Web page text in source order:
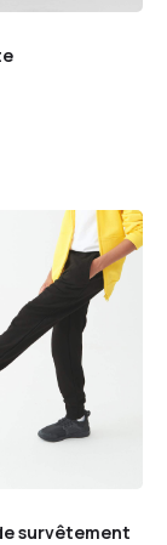
survêtement